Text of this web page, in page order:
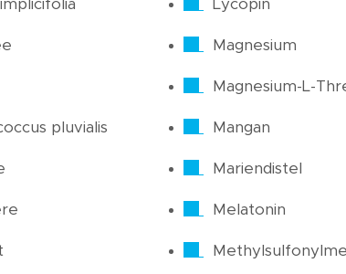
pluvialis
Lycopin
Magnesium
Magnesium-L-
Mangan
Mariendistel
Melatonin